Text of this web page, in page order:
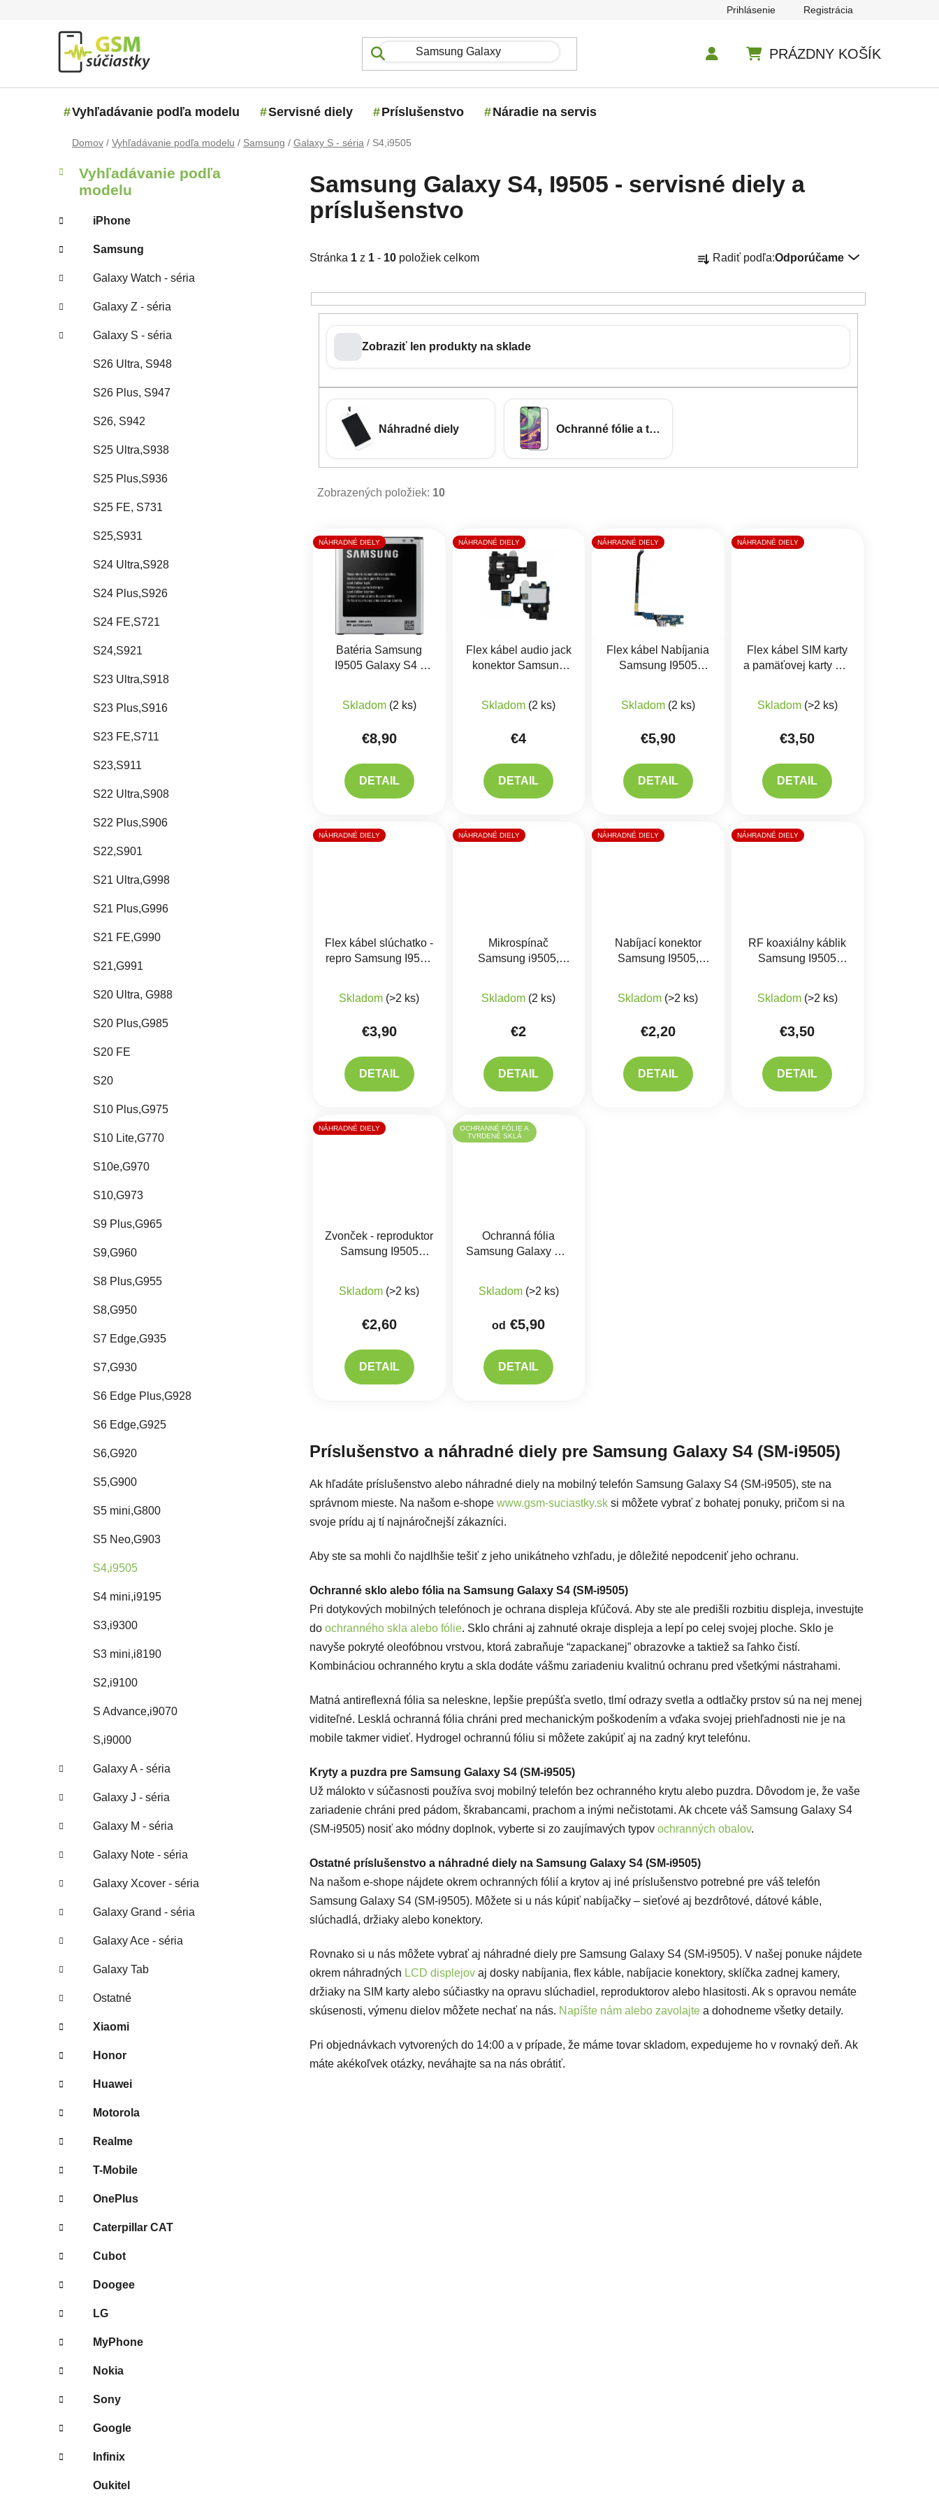
Prihlásenie Registrácia
PRÁZDNY KOŠÍK
Vyhľadávanie podľa modelu Servisné diely Príslušenstvo Náradie na servis
Domov / Vyhľadávanie podľa modelu / Samsung / Galaxy S - séria / S4,i9505
Bočný panel
Kategórie
Vyhľadávanie podľa
modelu
iPhone
Samsung
Galaxy Watch - séria
Galaxy Z - séria
Galaxy S - séria
S26 Ultra, S948
S26 Plus, S947
S26, S942
S25 Ultra,S938
S25 Plus,S936
S25 FE, S731
S25,S931
S24 Ultra,S928
S24 Plus,S926
S24 FE,S721
S24,S921
S23 Ultra,S918
S23 Plus,S916
S23 FE,S711
S23,S911
S22 Ultra,S908
S22 Plus,S906
S22,S901
S21 Ultra,G998
S21 Plus,G996
S21 FE,G990
S21,G991
S20 Ultra, G988
S20 Plus,G985
S20 FE
S20
S10 Plus,G975
S10 Lite,G770
S10e,G970
S10,G973
S9 Plus,G965
S9,G960
S8 Plus,G955
S8,G950
S7 Edge,G935
S7,G930
S6 Edge Plus,G928
S6 Edge,G925
S6,G920
S5,G900
S5 mini,G800
S5 Neo,G903
S4,i9505
S4 mini,i9195
S3,i9300
S3 mini,i8190
S2,i9100
S Advance,i9070
S,i9000
Galaxy A - séria
Galaxy J - séria
Galaxy M - séria
Galaxy Note - séria
Galaxy Xcover - séria
Galaxy Grand - séria
Galaxy Ace - séria
Galaxy Tab
Ostatné
Xiaomi
Honor
Huawei
Motorola
Realme
T-Mobile
OnePlus
Caterpillar CAT
Cubot
Doogee
LG
MyPhone
Nokia
Sony
Google
Infinix
Oukitel
Samsung Galaxy S4, I9505 - servisné diely a
príslušenstvo
Stránka 1 z 1 - 10 položiek celkom Radiť podľa:Odporúčame
Zobraziť len produkty na sklade
Náhradné diely Ochranné fólie a tvrdené sklá
Zobrazených položiek: 10
Výpis produktov
NÁHRADNÉ DIELY
Batéria Samsung
I9505 Galaxy S4 -
Skladom (2 ks)
€8,90
DETAIL
NÁHRADNÉ DIELY
Flex kábel audio jack
konektor Samsung
Skladom (2 ks)
€4
DETAIL
NÁHRADNÉ DIELY
Flex kábel Nabíjania
Samsung I9505
Skladom (2 ks)
€5,90
DETAIL
NÁHRADNÉ DIELY
Flex kábel SIM karty
a pamäťovej karty SD
Skladom (>2 ks)
€3,50
DETAIL
NÁHRADNÉ DIELY
Flex kábel slúchatko -
repro Samsung I9505
Skladom (>2 ks)
€3,90
DETAIL
NÁHRADNÉ DIELY
Mikrospínač
Samsung i9505,
Skladom (2 ks)
€2
DETAIL
NÁHRADNÉ DIELY
Nabíjací konektor
Samsung I9505,
Skladom (>2 ks)
€2,20
DETAIL
NÁHRADNÉ DIELY
RF koaxiálny káblik
Samsung I9505
Skladom (>2 ks)
€3,50
DETAIL
NÁHRADNÉ DIELY
Zvonček - reproduktor
Samsung I9505
Skladom (>2 ks)
€2,60
DETAIL
OCHRANNÉ FÓLIE A
TVRDENÉ SKLÁ
Ochranná fólia
Samsung Galaxy S4,
Skladom (>2 ks)
od €5,90
DETAIL
Príslušenstvo a náhradné diely pre Samsung Galaxy S4 (SM-i9505)
Ak hľadáte príslušenstvo alebo náhradné diely na mobilný telefón Samsung Galaxy S4 (SM-i9505), ste na
správnom mieste. Na našom e-shope www.gsm-suciastky.sk si môžete vybrať z bohatej ponuky, pričom si na
svoje prídu aj tí najnáročnejší zákazníci.
Aby ste sa mohli čo najdlhšie tešiť z jeho unikátneho vzhľadu, je dôležité nepodceniť jeho ochranu.
Ochranné sklo alebo fólia na Samsung Galaxy S4 (SM-i9505)
Pri dotykových mobilných telefónoch je ochrana displeja kľúčová. Aby ste ale predišli rozbitiu displeja, investujte
do ochranného skla alebo fólie. Sklo chráni aj zahnuté okraje displeja a lepí po celej svojej ploche. Sklo je
navyše pokryté oleofóbnou vrstvou, ktorá zabraňuje “zapackanej” obrazovke a taktiež sa ľahko čistí.
Kombináciou ochranného krytu a skla dodáte vášmu zariadeniu kvalitnú ochranu pred všetkými nástrahami.
Matná antireflexná fólia sa neleskne, lepšie prepúšťa svetlo, tlmí odrazy svetla a odtlačky prstov sú na nej menej
viditeľné. Lesklá ochranná fólia chráni pred mechanickým poškodením a vďaka svojej priehľadnosti nie je na
mobile takmer vidieť. Hydrogel ochrannú fóliu si môžete zakúpiť aj na zadný kryt telefónu.
Kryty a puzdra pre Samsung Galaxy S4 (SM-i9505)
Už málokto v súčasnosti používa svoj mobilný telefón bez ochranného krytu alebo puzdra. Dôvodom je, že vaše
zariadenie chráni pred pádom, škrabancami, prachom a inými nečistotami. Ak chcete váš Samsung Galaxy S4
(SM-i9505) nosiť ako módny doplnok, vyberte si zo zaujímavých typov ochranných obalov.
Ostatné príslušenstvo a náhradné diely na Samsung Galaxy S4 (SM-i9505)
Na našom e-shope nájdete okrem ochranných fólií a krytov aj iné príslušenstvo potrebné pre váš telefón
Samsung Galaxy S4 (SM-i9505). Môžete si u nás kúpiť nabíjačky – sieťové aj bezdrôtové, dátové káble,
slúchadlá, držiaky alebo konektory.
Rovnako si u nás môžete vybrať aj náhradné diely pre Samsung Galaxy S4 (SM-i9505). V našej ponuke nájdete
okrem náhradných LCD displejov aj dosky nabíjania, flex káble, nabíjacie konektory, sklíčka zadnej kamery,
držiaky na SIM karty alebo súčiastky na opravu slúchadiel, reproduktorov alebo hlasitosti. Ak s opravou nemáte
skúsenosti, výmenu dielov môžete nechať na nás. Napíšte nám alebo zavolajte a dohodneme všetky detaily.
Pri objednávkach vytvorených do 14:00 a v prípade, že máme tovar skladom, expedujeme ho v rovnaký deň. Ak
máte akékoľvek otázky, neváhajte sa na nás obrátiť.